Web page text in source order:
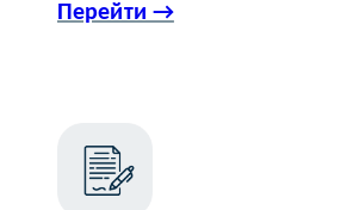
Перейти →